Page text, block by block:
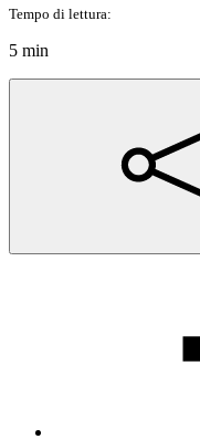
Tempo di lettura:
5 min